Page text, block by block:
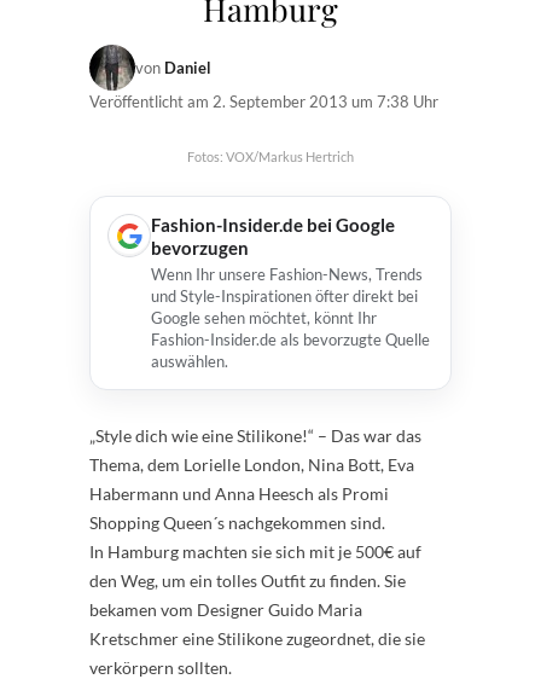
Hamburg
von Daniel
Veröffentlicht am 2. September 2013 um 7:38 Uhr
Fotos: VOX/Markus Hertrich
Fashion-Insider.de bei Google
bevorzugen
Wenn Ihr unsere Fashion-News, Trends
und Style-Inspirationen öfter direkt bei
Google sehen möchtet, könnt Ihr
Fashion-Insider.de als bevorzugte Quelle
auswählen.
„Style dich wie eine Stilikone!“ – Das war das
Thema, dem Lorielle London, Nina Bott, Eva
Habermann und Anna Heesch als Promi
Shopping Queen´s nachgekommen sind.
In Hamburg machten sie sich mit je 500€ auf
den Weg, um ein tolles Outfit zu finden. Sie
bekamen vom Designer Guido Maria
Kretschmer eine Stilikone zugeordnet, die sie
verkörpern sollten.